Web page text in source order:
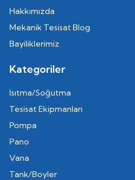
Hakkımızda
Mekanik Tesisat Blog
Bayiliklerimiz
Kategoriler
Isıtma/Soğutma
Tesisat Ekipmanları
Pompa
Pano
Vana
Tank/Boyler